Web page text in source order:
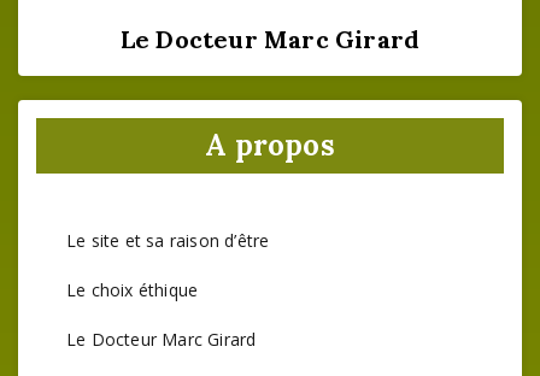
Le Docteur Marc Girard
A propos
Le site et sa raison d’être
Le choix éthique
Le Docteur Marc Girard